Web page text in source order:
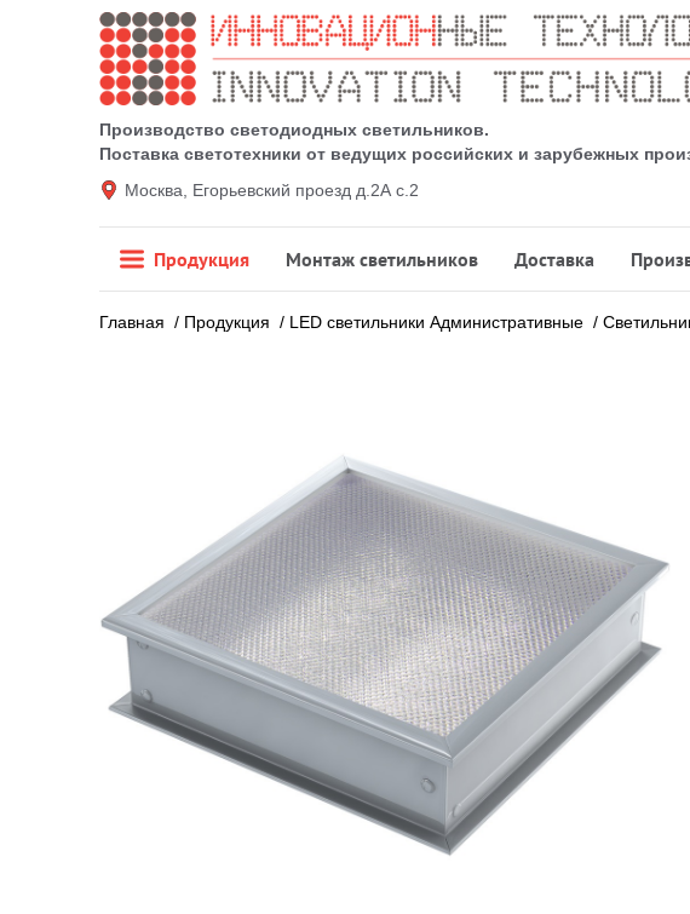
Производство светодиодных светильников.
Поставка светотехники от ведущих российских и зарубежных
Москва, Егорьевский проезд д.2А с.2
Продукция Монтаж светильников Доставка
Главная / Продукция / LED светильники Административные /